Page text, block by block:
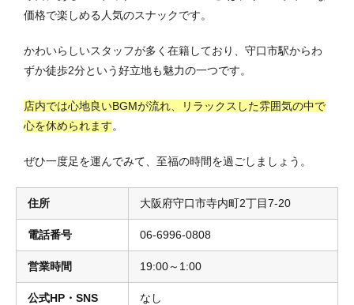
価格で楽しめる人気のスナックです。
かわいらしいスタッフが多く在籍しており、守口市駅からわ
ずか徒歩2分という好立地も魅力の一つです。
店内では心地良いBGMが流れ、リラックスした雰囲気の中で
心を休められます。
ぜひ一度足を運んでみて、至福の時間を過ごしましょう。
住所 大阪府守口市寺内町2丁目7-20
電話番号 06-6996-0808
営業時間 19:00～1:00
公式HP・SNS なし